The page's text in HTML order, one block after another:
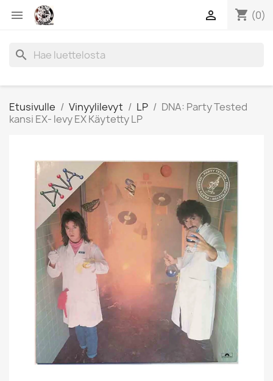
 shopping_cart (0)

search
Etusivulle Vinyylilevyt LP
DNA: Party Tested
kansi EX- levy EX Käytetty LP